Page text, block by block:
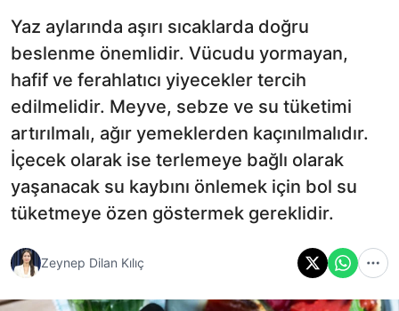
Yaz aylarında aşırı sıcaklarda doğru
beslenme önemlidir. Vücudu yormayan,
hafif ve ferahlatıcı yiyecekler tercih
edilmelidir. Meyve, sebze ve su tüketimi
artırılmalı, ağır yemeklerden kaçınılmalıdır.
İçecek olarak ise terlemeye bağlı olarak
yaşanacak su kaybını önlemek için bol su
tüketmeye özen göstermek gereklidir.
Zeynep Dilan Kılıç